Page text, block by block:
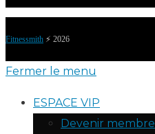
Fitnessmith ⚡️ 2026
Fermer le menu
ESPACE VIP
Devenir membre